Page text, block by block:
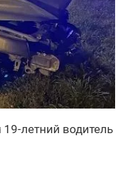
летний водитель